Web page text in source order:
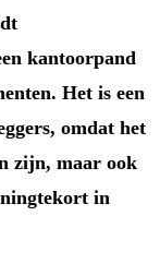
kantoorpand
Het is een
omdat het
zijn, maar ook
in